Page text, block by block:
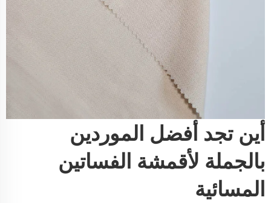
أين تجد أفضل الموردين
بالجملة لأقمشة الفساتين
المسائية